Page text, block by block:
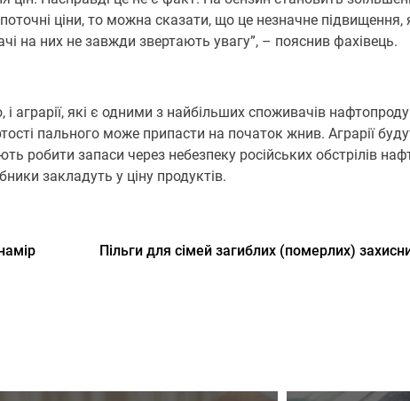
ціни, то можна сказати, що це незначне
на них не завжди звертають увагу”, – пояснив фахівець.
аграрії, які є одними з найбільших споживачів
пального може припасти на початок жнив. Аграрії
запаси через небезпеку російських обстрілів
закладуть у ціну продуктів.
Пільги для сімей загиблих (померлих)